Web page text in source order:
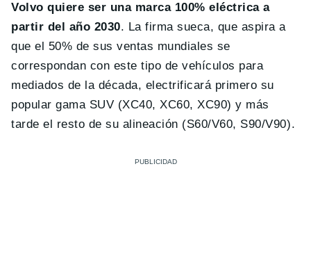
Volvo quiere ser una marca 100% eléctrica a
partir del año 2030. La firma sueca, que aspira a
que el 50% de sus ventas mundiales se
correspondan con este tipo de vehículos para
mediados de la década, electrificará primero su
popular gama SUV (XC40, XC60, XC90) y más
tarde el resto de su alineación (S60/V60, S90/V90).